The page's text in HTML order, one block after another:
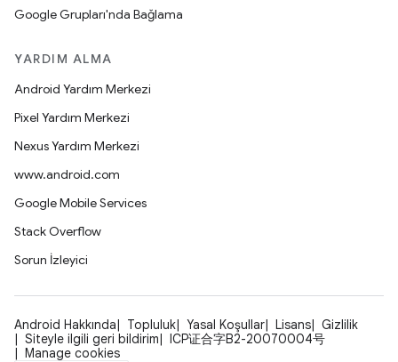
Google Grupları'nda Bağlama
YARDIM ALMA
Android Yardım Merkezi
Pixel Yardım Merkezi
Nexus Yardım Merkezi
www.android.com
Google Mobile Services
Stack Overflow
Sorun İzleyici
Android Hakkında Topluluk Yasal Koşullar Lisans
Gizlilik
Siteyle ilgili geri bildirim
ICP证合字B2-20070004号
Manage cookies